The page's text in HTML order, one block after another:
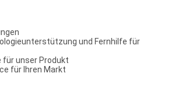
und Fernhilfe für
für unser Produkt
für Ihren Markt